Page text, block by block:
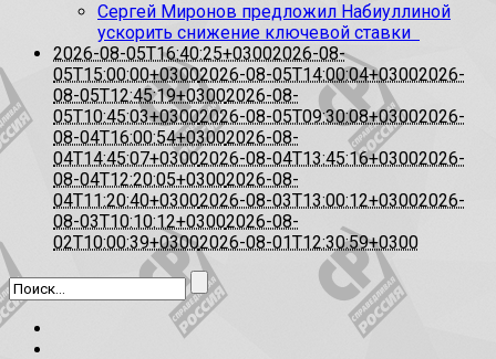
Сергей Миронов предложил Набиуллиной
ускорить снижение ключевой ставки
2026-08-05T16:40:25+03002026-08-
05T15:00:00+03002026-08-05T14:00:04+03002026-
08-05T12:45:19+03002026-08-
05T10:45:03+03002026-08-05T09:30:08+03002026-
08-04T16:00:54+03002026-08-
04T14:45:07+03002026-08-04T13:45:16+03002026-
08-04T12:20:05+03002026-08-
04T11:20:40+03002026-08-03T13:00:12+03002026-
08-03T10:10:12+03002026-08-
02T10:00:39+03002026-08-01T12:30:59+0300